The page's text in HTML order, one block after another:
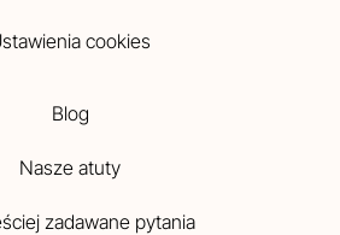
cookies
Blog
Nasze atuty
zadawane pytania